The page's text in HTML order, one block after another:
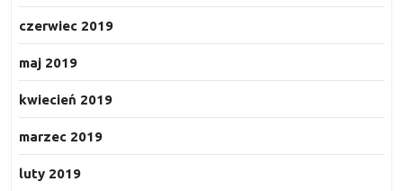
czerwiec 2019
maj 2019
kwiecień 2019
marzec 2019
luty 2019